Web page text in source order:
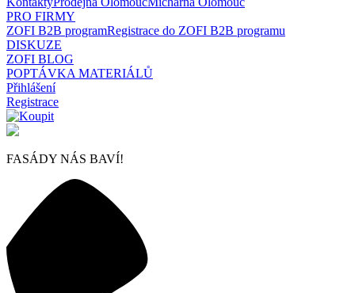
PRO FIRMY
ZOFI B2B programRegistrace do ZOFI B2B programu
DISKUZE
ZOFI BLOG
POPTÁVKA MATERIÁLŮ
Přihlášení
Registrace
FASÁDY NÁS BAVÍ!